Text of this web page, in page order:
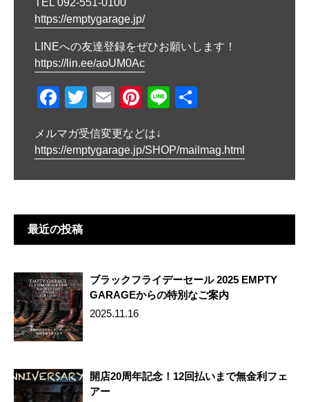
TEL 092-551-0100
https://emptygarage.jp/
LINEへの友達登録をぜひお願いします！
https://lin.ee/aoUM0Ac
F
c
e
b
o
k
T
tt
er
E
ail
Pi
er
e
st
Li
e
メルマガ受信変更などは↓
https://emptygarage.jp/SHOP/mailmag.html
最近の投稿
ブラックフライデーセール 2025 EMPTY
GARAGEからの特別なご案内
2025.11.16
開店20周年記念！12回払いまで無金利フェ
アー